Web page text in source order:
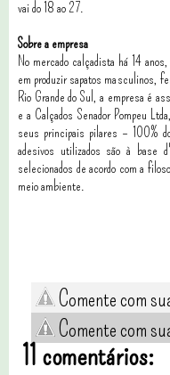
vai do 18 ao 27.
Sobre a empresa
No mercado calçadista há 14
em produzir sapatos masculinos,
Rio Grande do Sul, a empresa é
e a Calçados Senador Pompeu
seus principais pilares – 100%
adesivos utilizados são à base
selecionados de acordo com a
meio ambiente.
Comente com
Comente com
11 comentários: